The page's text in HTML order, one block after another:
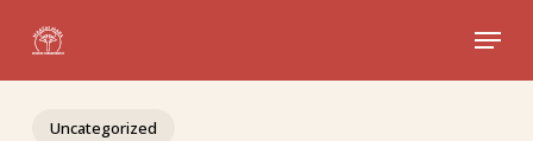
main
Menu
Uncategorized